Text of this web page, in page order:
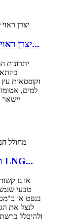
יצרן ראוי להערכה עבור-חמצן-נוזל-ניטרו...
יתרונות
וקופסאות
למים,
תעשיית ציוד מחולל חנקן לצמח LNG...
טבעי
בנפט או
לנצל את
ולהיכלל